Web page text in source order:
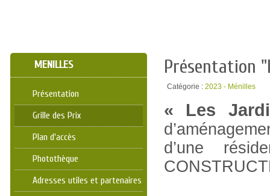
Présentation
Catégorie : 2023 - Ménilles
« Les
d’une
MENILLES
Présentation
Grille des Prix
Plan d'accès
Photothèque
Adresses utiles et partenaires